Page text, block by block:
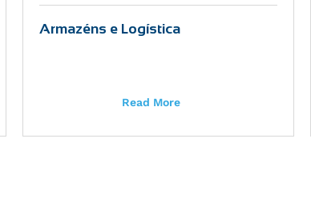
Armazéns e Logística
Read More